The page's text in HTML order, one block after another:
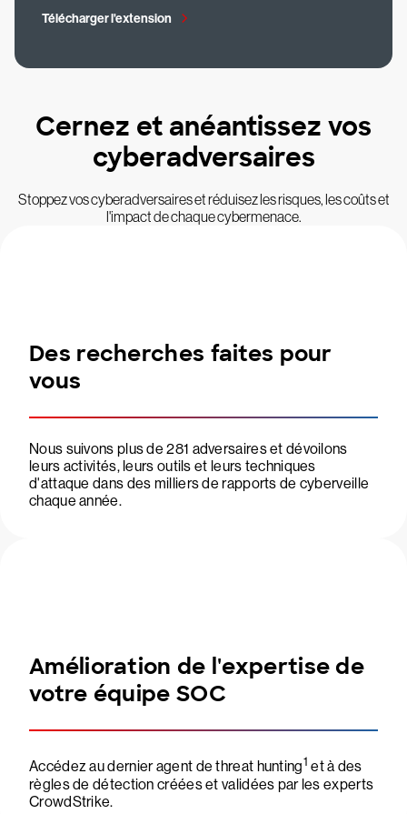
Télécharger l'extension
Cernez et anéantissez vos
cyberadversaires
Stoppez vos cyberadversaires et réduisez les risques, les coûts et
l'impact de chaque cybermenace.
Des recherches faites pour
vous
Nous suivons plus de 281 adversaires et dévoilons
leurs activités, leurs outils et leurs techniques
d'attaque dans des milliers de rapports de cyberveille
chaque année.
Amélioration de l'expertise de
votre équipe SOC
Accédez au dernier agent de threat hunting1 et à des
règles de détection créées et validées par les experts
CrowdStrike.